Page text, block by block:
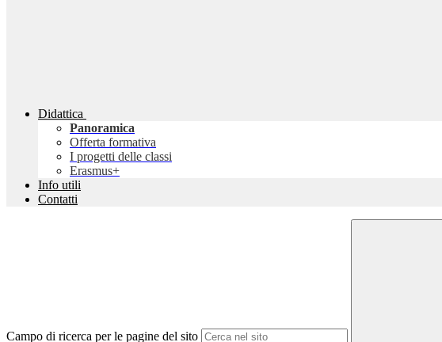
Didattica
Panoramica
Offerta formativa
I progetti delle classi
Erasmus+
Info utili
Contatti
Campo di ricerca per le pagine del sito